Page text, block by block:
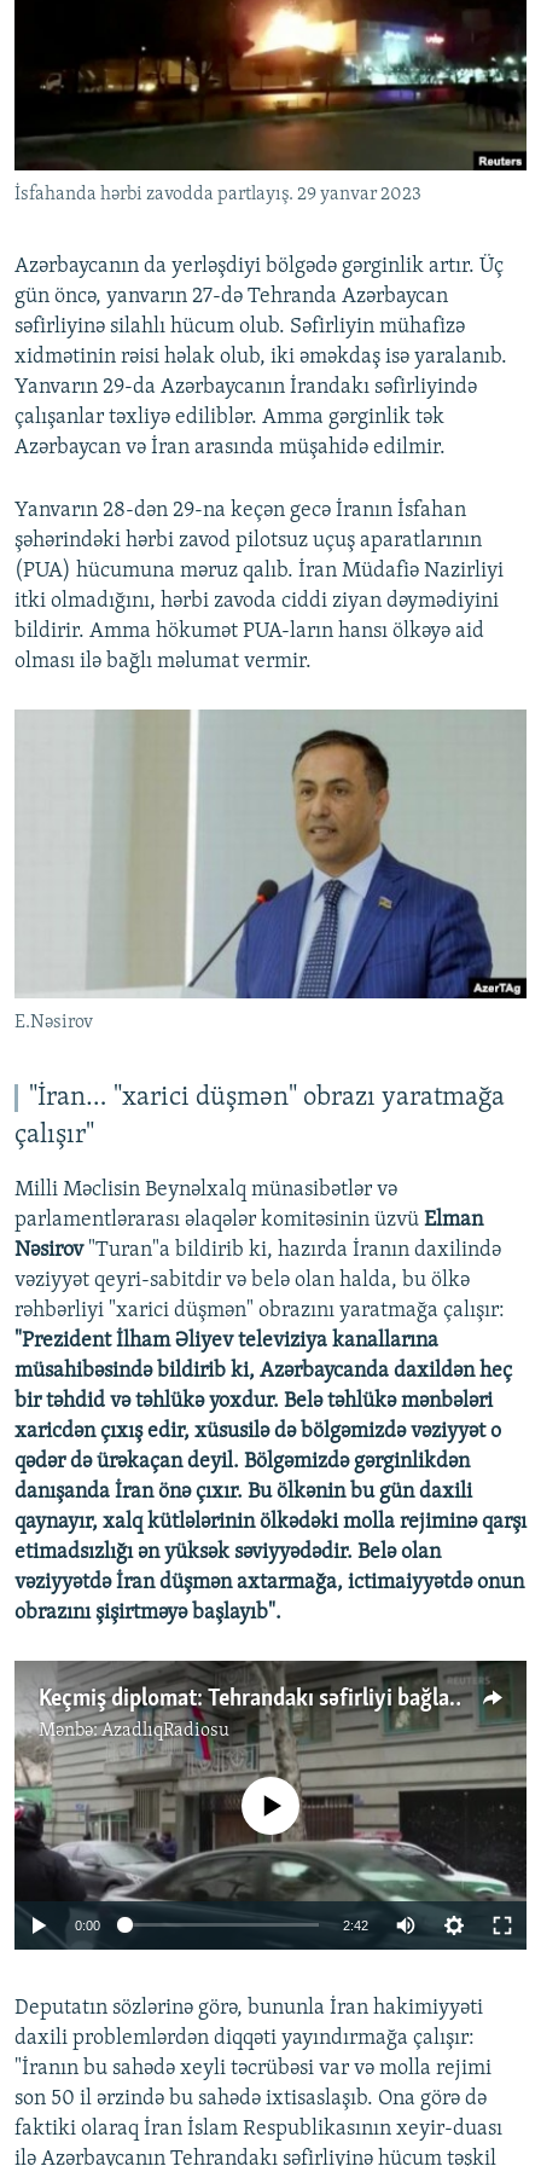
KARIKATURA
AZƏRBAYCAN ƏDƏBIYYATI KITABXANASI
İSLAM VƏ DEMOKRATIYA
İZ - MƏDƏNIYYƏT PROQRAMI
PEŞƏ ETIKASI VƏ JURNALISTIKA STANDARTLARIMIZ
MATERIALLARIMIZDAN ISTIFADƏ
AZADLIQRADIOSU MOBIL TELEFONUNUZDA
BIZIMLƏ ƏLAQƏ
RFE/RL-in bütün saytları
İsfahanda hərbi zavodda partlayış. 29 yanvar 2023
Azərbaycanın da yerləşdiyi bölgədə gərginlik artır. Üç
gün öncə, yanvarın 27-də Tehranda Azərbaycan
səfirliyinə silahlı hücum olub. Səfirliyin mühafizə
xidmətinin rəisi həlak olub, iki əməkdaş isə yaralanıb.
Yanvarın 29-da Azərbaycanın İrandakı səfirliyində
çalışanlar təxliyə ediliblər. Amma gərginlik tək
Azərbaycan və İran arasında müşahidə edilmir.
Yanvarın 28-dən 29-na keçən gecə İranın İsfahan
şəhərindəki hərbi zavod pilotsuz uçuş aparatlarının
(PUA) hücumuna məruz qalıb. İran Müdafiə Nazirliyi
itki olmadığını, hərbi zavoda ciddi ziyan dəymədiyini
bildirir. Amma hökumət PUA-ların hansı ölkəyə aid
olması ilə bağlı məlumat vermir.
E.Nəsirov
"İran… "xarici düşmən" obrazı yaratmağa
çalışır"
Milli Məclisin Beynəlxalq münasibətlər və
parlamentlərarası əlaqələr komitəsinin üzvü Elman
Nəsirov"Turan"a bildirib ki, hazırda İranın daxilində
vəziyyət qeyri-sabitdir və belə olan halda, bu ölkə
rəhbərliyi "xarici düşmən" obrazını yaratmağa çalışır:
"Prezident İlham Əliyev televiziya kanallarına
müsahibəsində bildirib ki, Azərbaycanda daxildən heç
bir təhdid və təhlükə yoxdur. Belə təhlükə mənbələri
xaricdən çıxış edir, xüsusilə də bölgəmizdə vəziyyət o
qədər də ürəkaçan deyil. Bölgəmizdə gərginlikdən
danışanda İran önə çıxır. Bu ölkənin bu gün daxili
qaynayır, xalq kütlələrinin ölkədəki molla rejiminə qarşı
etimadsızlığı ən yüksək səviyyədədir. Belə olan
vəziyyətdə İran düşmən axtarmağa, ictimaiyyətdə onun
obrazını şişirtməyə başlayıb".
Keçmiş diplomat: Tehrandakı səfirliyi bağlamaq lazımdır
Mənbə:AzadlıqRadiosu
Auto 240p 360p 480p
720p 1080p
No media source currently available
0:00 2:42
360p
480p
720p
1080p
Deputatın sözlərinə görə, bununla İran hakimiyyəti
daxili problemlərdən diqqəti yayındırmağa çalışır:
"İranın bu sahədə xeyli təcrübəsi var və molla rejimi
son 50 il ərzində bu sahədə ixtisaslaşıb. Ona görə də
faktiki olaraq İran İslam Respublikasının xeyir-duası
ilə Azərbaycanın Tehrandakı səfirliyinə hücum təşkil